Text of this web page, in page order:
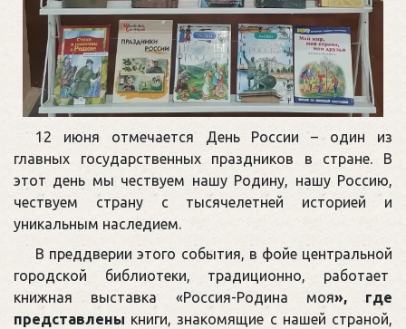
12 июня отмечается
День России – один из
главных государственных праздников в стране. В
этот день мы чествуем нашу Родину, нашу Россию,
чествуем страну с тысячелетней историей и
уникальным наследием.
В преддверии этого события, в фойе центральной
городской библиотеки, традиционно, работает
книжная выставка «Россия-Родина моя», где
представлены книги, знакомящие с нашей страной,